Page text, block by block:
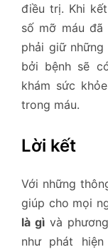
điều trị. Khi
số mỡ máu
phải giữ
bởi bệnh sẽ
khám sức
trong máu.
Lời kết
Với những
giúp cho mọi
là gìvà
như phát